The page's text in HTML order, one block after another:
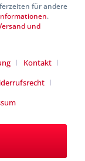
für andere
.
und
Kontakt